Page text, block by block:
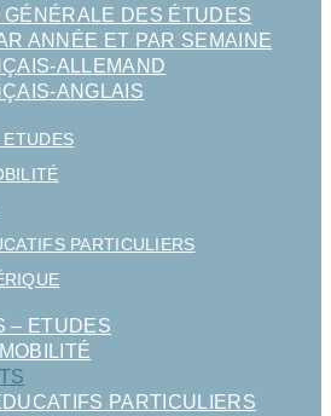
GÉNÉRALE DES ÉTUDES
ANNÉE ET PAR SEMAINE
ALLEMAND
ANGLAIS
PARTICULIERS
– ETUDES
PARTICULIERS